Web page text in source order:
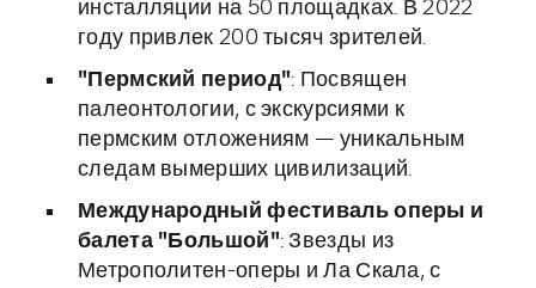
инсталляции на 50 площадках. В 2022
году привлек 200 тысяч зрителей.
"Пермский период": Посвящен
палеонтологии, с экскурсиями к
пермским отложениям — уникальным
следам вымерших цивилизаций.
Международный фестиваль оперы и
балета "Большой": Звезды из
Метрополитен-оперы и Ла Скала, с